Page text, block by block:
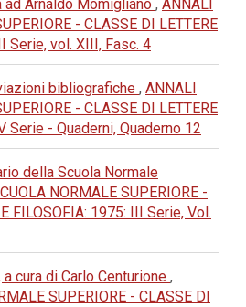
ad Arnaldo Momigliano , ANNALI
- CLASSE DI LETTERE
Serie, vol. XIII, Fasc. 4
bibliografiche , ANNALI
- CLASSE DI LETTERE
Serie - Quaderni, Quaderno 12
della Scuola Normale
NORMALE SUPERIORE -
FILOSOFIA: 1975: III Serie, Vol.
a cura di Carlo Centurione ,
SUPERIORE - CLASSE DI